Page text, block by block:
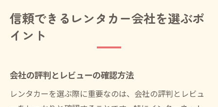
信頼できるレンタカー会社を選ぶポ
イント
会社の評判とレビューの確認方法
レンタカーを選ぶ際に重要なのは、会社の評判とレビュ